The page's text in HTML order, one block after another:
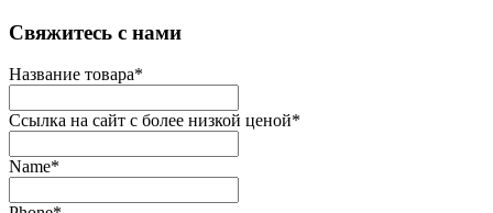
­Свяжитесь с нами
Название товара*
Ссылка на сайт с более низкой ценой*
Name*